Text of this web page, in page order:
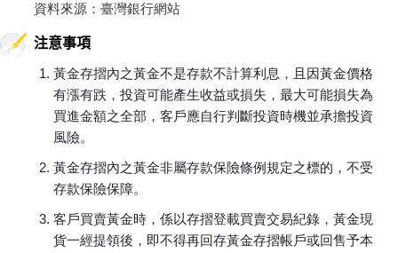
資料來源：臺灣銀行網站
注意事項
黃金存摺內之黃金不是存款不計算利息，且因黃金價格
有漲有跌，投資可能產生收益或損失，最大可能損失為
買進金額之全部，客戶應自行判斷投資時機並承擔投資
風險。
黃金存摺內之黃金非屬存款保險條例規定之標的，不受
存款保險保障。
客戶買賣黃金時，係以存摺登載買賣交易紀錄，黃金現
貨一經提領後，即不得再回存黃金存摺帳戶或回售予本